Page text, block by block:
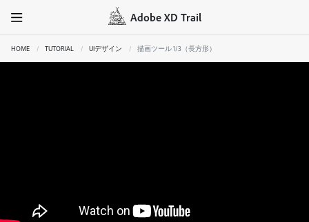
Adobe XD Trail
HOME TUTORIAL UIデザイン 描画ツール 1/3（長方形）